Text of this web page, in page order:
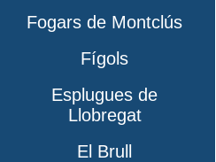
Fogars de Montclús
Fígols
Esplugues de
Llobregat
El Brull